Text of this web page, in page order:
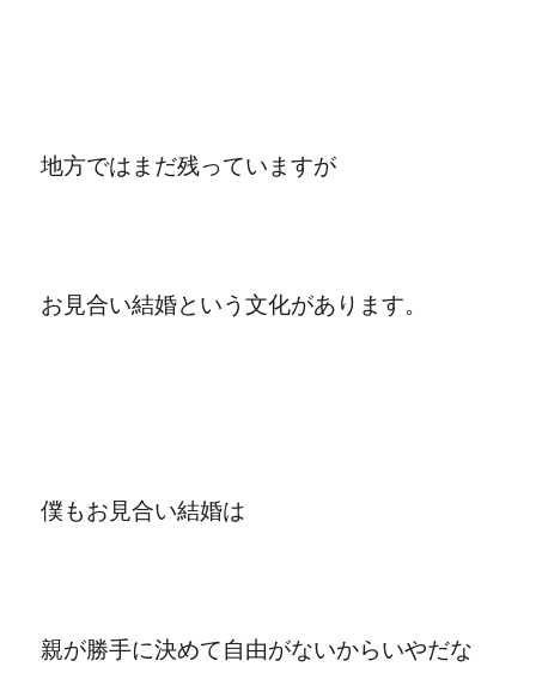
地方ではまだ残っていますが
お見合い結婚という文化があります。
僕もお見合い結婚は
親が勝手に決めて自由がないからいやだな